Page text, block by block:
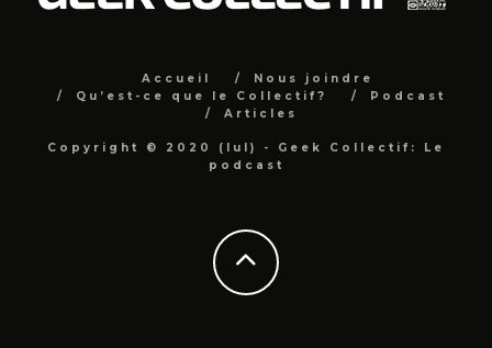
Accueil
Nous joindre
Qu’est-ce que le Collectif?
Podcast
Articles
Copyright © 2020 (lul) - Geek Collectif: Le
podcast